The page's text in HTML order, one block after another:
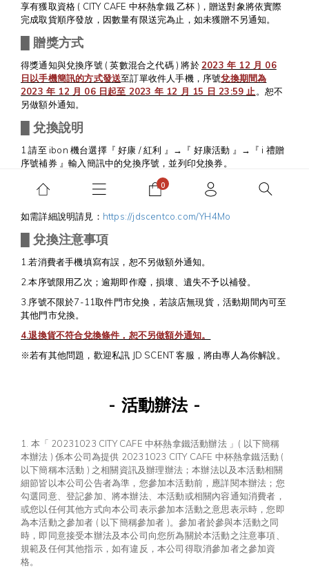
享有獲取資格 ( CITY CAFE 中杯熱拿鐵 乙杯 )，贈送對象將依實際
完成取貨順序發放，因數量有限送完為止，如未獲贈不另通知。
贈獎方式
得獎通知與兌換序號 ( 英數混合之代碼 ) 將於2023 年 12 月 06
日以手機簡訊的方式發送至訂單收件人手機，序號兌換期間為
2023 年 12 月 06 日起至 2023 年 12 月 15 日 23:59 止 。恕不
另做額外通知。
█兌換說明
1.請至 ibon 機台選擇『 好康 / 紅利 』→『 好康活動 』→『 i 禮贈
序號補券 』輸入簡訊中的兌換序號，並列印兌換券。
2.憑紙本咖啡兌換券至櫃檯，即可換得 CITY CAFE 中杯熱拿鐵 乙
杯。
如需詳細說明請見： https://jdscentco.com/YH4Mo
█兌換注意事項
1.若消費者手機填寫有誤，恕不另做額外通知。
2.本序號限用乙次；逾期即作廢，損壞、遺失不予以補發。
3. 序號不限於7-11取件門市兌換，若該店無現貨，活動期間內可至
其他門市兌換。
4.退換貨不符合兌換條件，恕不另做額外通知。
※若有其他問題，歡迎私訊 JD SCENT 客服，將由專人為你解說。
- 活動辦法 -
1. 本「 20231023 CITY CAFE 中杯熱拿鐵活動辦法 」( 以下簡稱
本辦法 ) 係本公司為提供 20231023 CITY CAFE 中杯熱拿鐵活動 (
以下簡稱本活動 ) 之相關資訊及辦理辦法；本辦法以及本活動相關
細節皆以本公司公告者為準，您參加本活動前，應詳閱本辦法；您
勾選同意、登記參加、將本辦法、本活動或相關內容通知消費者，
或您以任何其他方式向本公司表示參加本活動之意思表示時，您即
為本活動之參加者 ( 以下簡稱參加者 )。參加者於參與本活動之同
時，即同意接受本辦法及本公司向您所為關於本活動之注意事項、
規範及任何其他指示，如有違反，本公司得取消參加者之參加資
格。